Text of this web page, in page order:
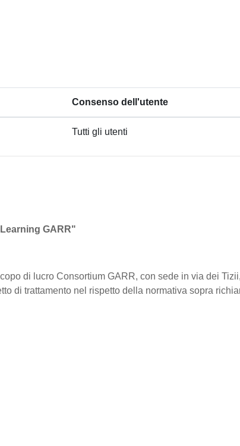
Consenso dell'utente
Tutti gli utenti
GARR"
di lucro Consortium GARR, con sede in via dei
di trattamento nel rispetto della normativa sopra